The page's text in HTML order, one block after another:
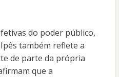
do poder público,
também reflete a
de parte da própria
que a